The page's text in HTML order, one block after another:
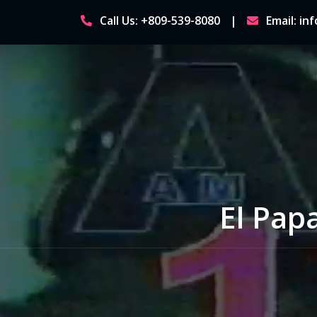
content
Call Us: +809-539-8080 Email:
El